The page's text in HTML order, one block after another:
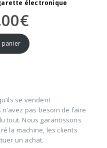
électronique
€
panier
se vendent
pas besoin de faire
tout. Nous garantissons
la machine, les clients
un achat.